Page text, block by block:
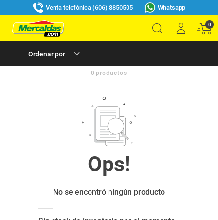
Venta telefónica (606) 8850505 Whatsapp
0
0 productos
No se encontró ningún producto